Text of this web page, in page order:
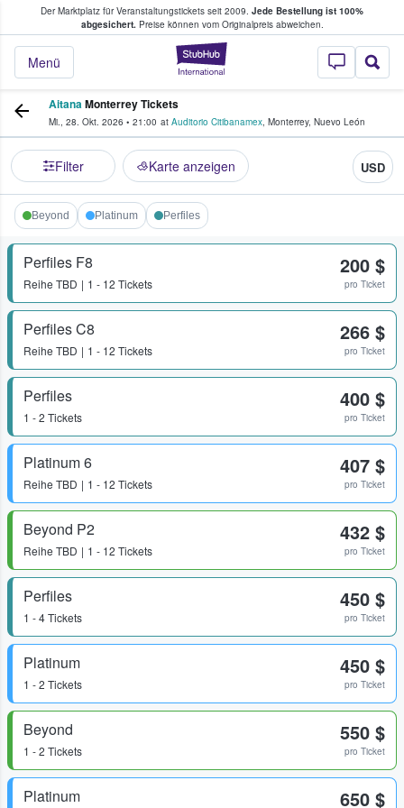
Der Marktplatz für Veranstaltungstickets seit 2009. Jede Bestellung ist 100%
abgesichert.Preise können vom Originalpreis abweichen.
StubHub - Wo
Menü
Tickets kaufen & verkaufen
AitanaMonterrey Tickets
Mi., 28. Okt. 2026 • 21:00 at Auditorio Citibanamex, Monterrey, Nuevo León
Filter Karte anzeigen USD
Beyond Platinum Perfiles
Perfiles F8
Reihe TBD 1 - 12 Tickets
200 $
pro Ticket
Perfiles C8
Reihe TBD 1 - 12 Tickets
266 $
pro Ticket
Perfiles
1 - 2 Tickets
400 $
pro Ticket
Platinum 6
Reihe TBD 1 - 12 Tickets
407 $
pro Ticket
Beyond P2
Reihe TBD 1 - 12 Tickets
432 $
pro Ticket
Perfiles
1 - 4 Tickets
450 $
pro Ticket
Platinum
1 - 2 Tickets
450 $
pro Ticket
Beyond
1 - 2 Tickets
550 $
pro Ticket
Platinum 650 $